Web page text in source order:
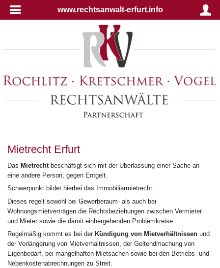
www.rechtsanwalt-erfurt.info
Mietrecht Erfurt
Das Mietrecht beschäftigt sich mit der Überlassung einer Sache an
eine andere Person, gegen Entgelt.
Schwerpunkt bildet hierbei das Immobiliarmietrecht.
Dieses regelt sowohl bei Gewerberaum- als auch bei
Wohnungsmietverträgen die Rechtsbeziehungen zwischen Vermieter
und Mieter sowie die damit einhergehenden Problemkreise.
Regelmäßig kommt es bei der Kündigung von Mietverhältnissen und
der Verlängerung von Mietverhältnissen, der Geltendmachung von
Eigenbedarf, bei mangelhaften Mietsachen sowie bei den Betriebs- und
Nebenkostenabrechnungen zu Streit.